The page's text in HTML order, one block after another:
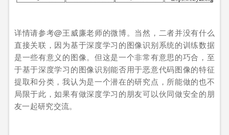
详情请参考@王威廉老师的微博。当然，二者并没有什么
直接关联，因为基于深度学习的图像识别系统的训练数据
是一些有意义的图像。但这是一个非常有意思的巧合，至
于基于深度学习的图像识别能否用于恶意代码图像的特征
提取和分类，我认为是一个潜在的研究点，所能做的也不
局限于此，如果有做深度学习的朋友可以伙同做安全的朋
友一起研究交流。